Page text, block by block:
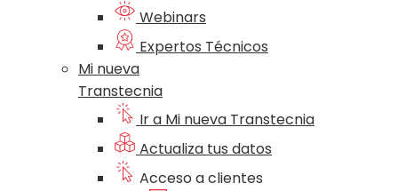
Webinars
Expertos Técnicos
Mi nueva
Transtecnia
Ir a Mi nueva Transtecnia
Actualiza tus datos
Acceso a clientes